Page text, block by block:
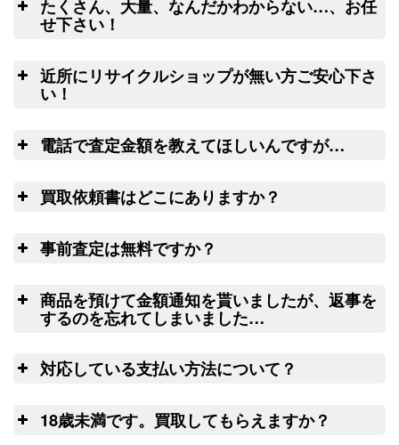
釣具買取クーポンg-
turi20260303
尺 未使用
釣具買取クーポン
22,500円
2026/03/07
ダイワ ヘラ竿 枯法師 14尺 未使用
turi20260305（2026/03/31迄）
13,000円
14尺 未使用
釣具買取クーポン
turi20260221-
01
（2026/03/31迄）
和竿 蟹歩 別選硬式 寒蕾 銀朱総塗
9.2尺 未使用
釣具買取クーポン turi20260221-
02
（2026/03/31迄）
42,000円
未使用
2026/02/21
こちらのフォームよりクロネコヤマトの
釣竿を入れる無料梱包キッ
トのお取寄サービス
たくさん、大量、なんだかわからない…、お任
せ下さい！
良
ご心配な送る送
得価格でご満足いただけます。お買取り
処分料はかかりません。
近所にリサイクルショップが無い方ご安心下さ
い！
全
リール
や釣り竿を梱包するダンボール、ケース
の無料配送サービス
電話で査定金額を教えてほしいんですが…
電
ブ
LINE
買取依頼書はどこにありますか？
こ ちら(PDF)
ウェブフォーム
事前査定は無料ですか？
は
商品を預けて金額通知を貰いましたが、返事を
するのを忘れてしまいました…
査
日以上連絡がつかない場合には、弊社に
て任意に物品を処分させていただきま
対応している支払い方法について？
ゆ
18歳未満です。買取してもらえますか？